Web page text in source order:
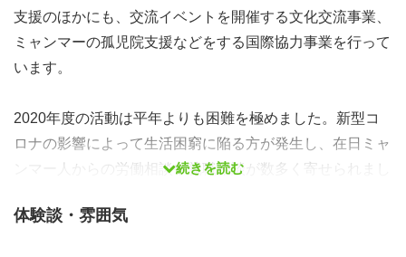
支援のほかにも、交流イベントを開催する文化交流事業、
ミャンマーの孤児院支援などをする国際協力事業を行って
います。
2020年度の活動は平年よりも困難を極めました。新型コ
ロナの影響によって生活困窮に陥る方が発生し、在日ミャ
ンマー人からの労働相談や就職相談が数多く寄せられまし
からお金の送金ができず、日本での生活が苦しくなってし
続きを読む
体験談・雰囲気